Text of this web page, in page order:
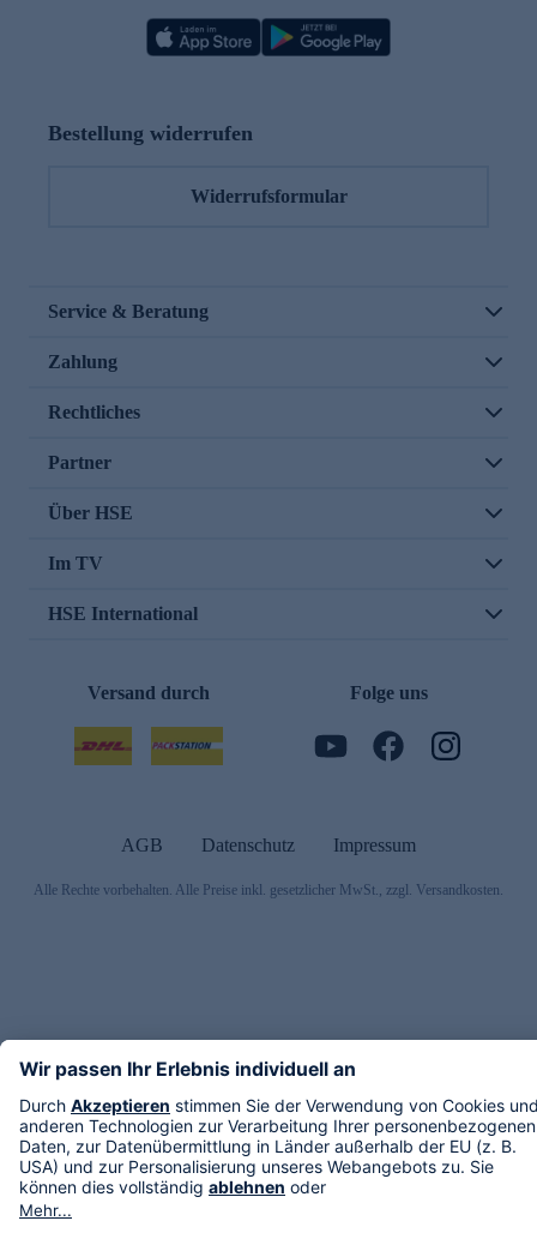
Bestellung widerrufen
Widerrufsformular
Service & Beratung
Zahlung
Rechtliches
Partner
Über HSE
Im TV
HSE International
Versand durch Folge uns
AGB Datenschutz Impressum
Alle Rechte vorbehalten. Alle Preise inkl. gesetzlicher MwSt., zzgl. Versandkosten.